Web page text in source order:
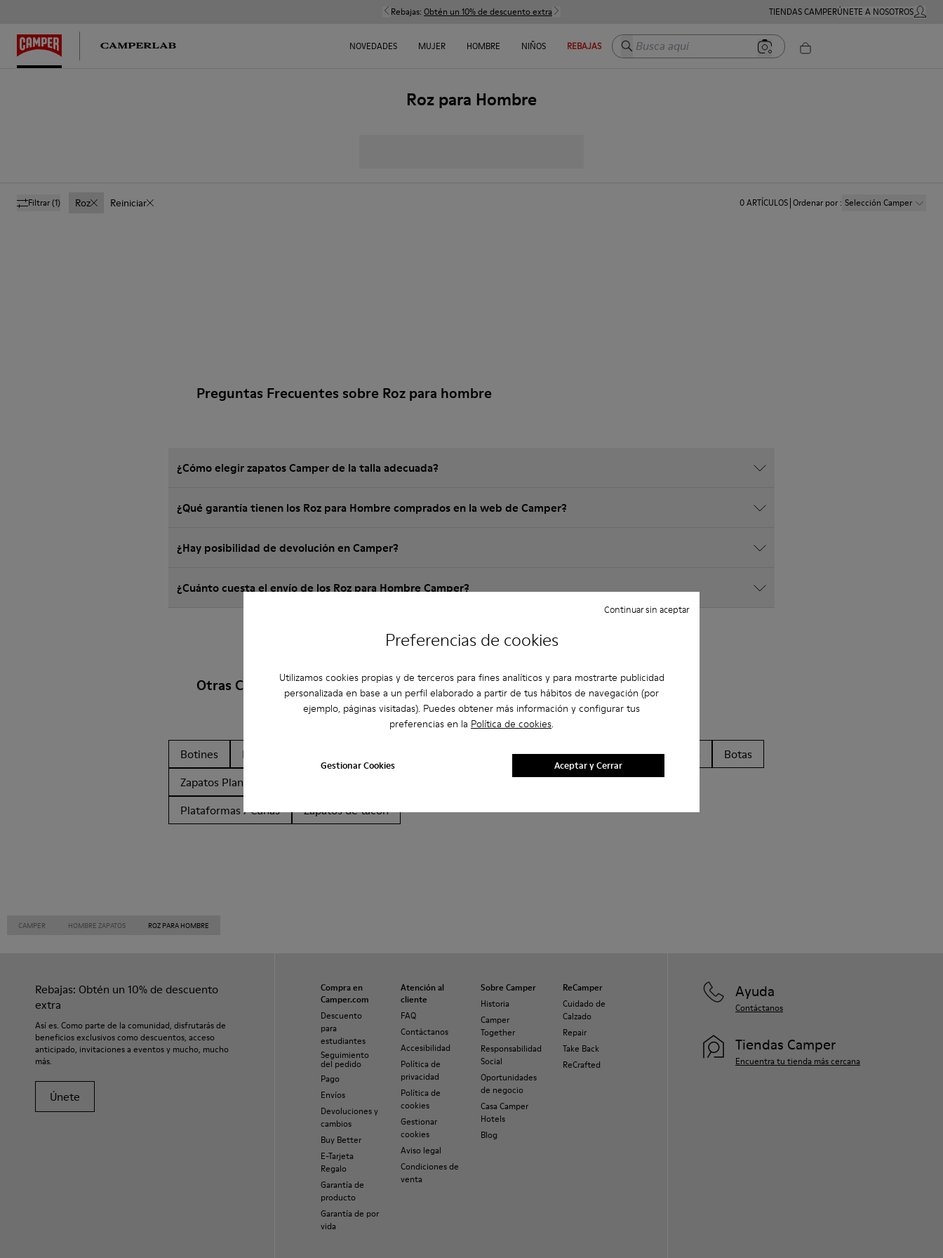
Preferencias de cookies
Utilizamos cookies propias y de terceros para fines analíticos y para mostrarte publicidad
personalizada en base a un perfil elaborado a partir de tus hábitos de navegación (por
ejemplo, páginas visitadas). Puedes obtener más información y configurar tus
preferencias en la Política de cookies.
Gestionar Cookies
Continuar sin aceptar
Aceptar y Cerrar
Rebajas: Obtén un 10% de descuento extra TIENDAS CAMPERÚNETE A NOSOTROSMI
NOVEDADES MUJER HOMBRE NIÑOS REBAJAS Busca aquí
Roz para Hombre
Filtrar(1) Roz Reiniciar 0ARTÍCULOS Ordenar por: Selección Camper
Preguntas Frecuentes sobre Roz para hombre
¿Cómo elegir zapatos Camper de la talla adecuada?
¿Qué garantía tienen los Roz para Hombre comprados en la web de Camper?
¿Hay posibilidad de devolución en Camper?
¿Cuánto cuesta el envío de los Roz para Hombre Camper?
Otras Categorías
Botines Non Leather Mocasines Clogs Sandalias
Botas
Zapatos Planos
Zapatillas de Casa
Zapatos de vestir
Plataformas / Cuñas
Zapatos de tacón
CAMPER HOMBRE ZAPATOS ROZ PARA HOMBRE
Rebajas: Obtén un 10% de descuento
extra
Así es. Como parte de la comunidad, disfrutarás de
beneficios exclusivos como descuentos, acceso
anticipado, invitaciones a eventos y mucho, mucho
más.
Únete
Compra en
Camper.com
Descuento
para
estudiantes
Seguimiento
del pedido
Pago
Envíos
Devoluciones y
cambios
Buy Better
E-Tarjeta
Regalo
Garantía de
producto
Garantía de por
vida
Atención al
cliente
FAQ
Contáctanos
Accesibilidad
Política de
privacidad
Política de
cookies
Gestionar
cookies
Aviso legal
Condiciones de
venta
Sobre Camper
Historia
Camper
Together
Responsabilidad
Social
Oportunidades
de negocio
Casa Camper
Hotels
Blog
ReCamper
Cuidado de
Calzado
Repair
Take Back
ReCrafted
Ayuda
Contáctanos
Tiendas Camper
Encuentra tu tienda más cercana